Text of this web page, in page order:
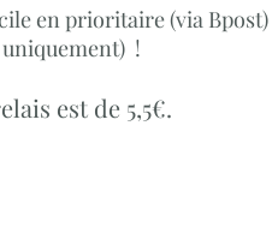
en prioritaire(via Bpost)
!
est de 5,5€.